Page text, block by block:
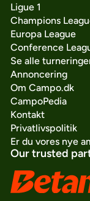
Ligue 1
Champions
Europa League
Conference
Se alle
Annoncering
Om Campo.dk
CampoPedia
Kontakt
Privatlivspolitik
Er du vores nye
Our trusted